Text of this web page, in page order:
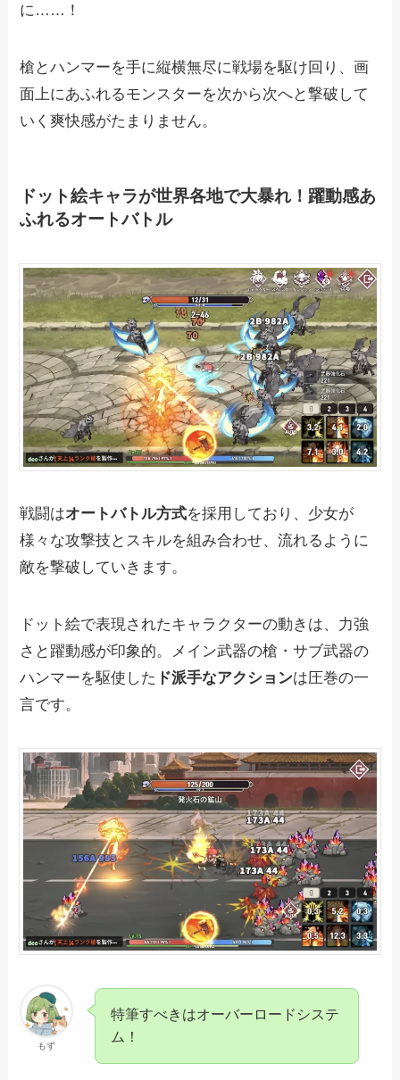
に……！
槍とハンマーを手に縦横無尽に戦場を駆け回り、画
面上にあふれるモンスターを次から次へと撃破して
いく爽快感がたまりません。
ドット絵キャラが世界各地で大暴れ！躍動感あ
ふれるオートバトル
戦闘はオートバトル方式を採用しており、少女が
様々な攻撃技とスキルを組み合わせ、流れるように
敵を撃破していきます。
ドット絵で表現されたキャラクターの動きは、力強
さと躍動感が印象的。メイン武器の槍・サブ武器の
ハンマーを駆使した ド派手なアクションは圧巻の一
言です。
もず
特筆すべきはオーバーロードシステ
ム！